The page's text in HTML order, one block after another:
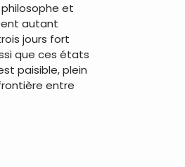
et
autant
jours fort
que ces états
paisible, plein
entre